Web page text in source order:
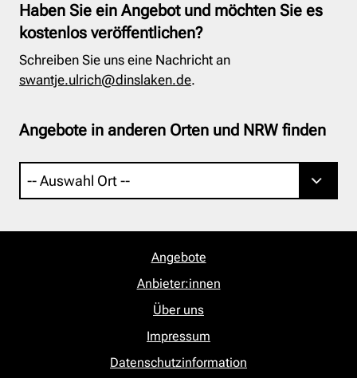
Haben Sie ein Angebot und möchten Sie es
kostenlos veröffentlichen?
Schreiben Sie uns eine Nachricht an
swantje.ulrich@dinslaken.de.
Angebote in anderen Orten und NRW finden
Angebote
Anbieter:innen
Über uns
Impressum
Datenschutzinformation